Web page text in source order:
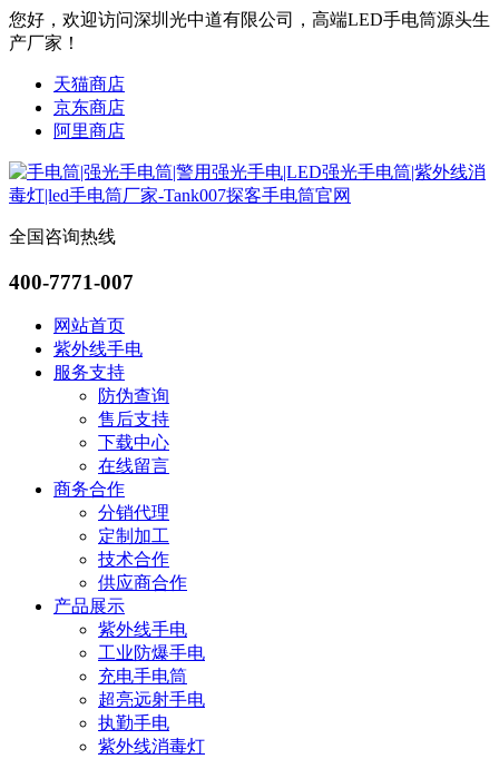
您好，欢迎访问深圳光中道有限公司，高端LED手电筒源头生
产厂家！
天猫商店
京东商店
阿里商店
全国咨询热线
400-7771-007
网站首页
紫外线手电
服务支持
防伪查询
售后支持
下载中心
在线留言
商务合作
分销代理
定制加工
技术合作
供应商合作
产品展示
紫外线手电
工业防爆手电
充电手电筒
超亮远射手电
执勤手电
紫外线消毒灯